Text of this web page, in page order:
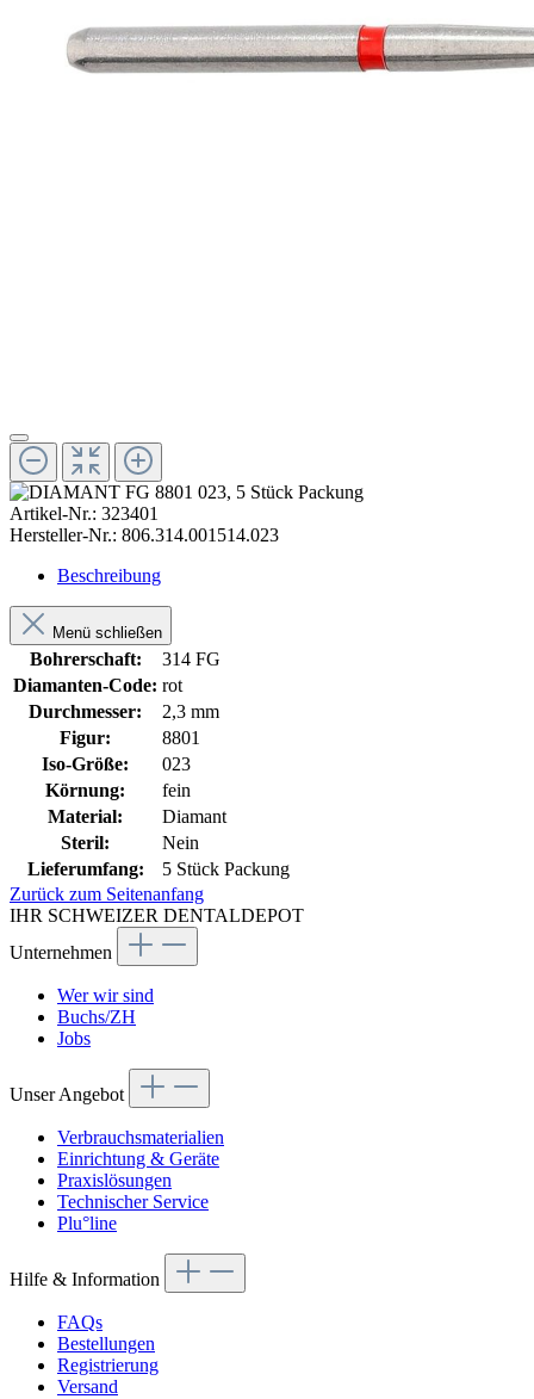
Artikel-Nr.: 323401
Hersteller-Nr.: 806.314.001514.023
Beschreibung
Menü schließen
Bohrerschaft:
314 FG
Diamanten-Code: rot
Durchmesser:
2,3 mm
Figur:
8801
Iso-Größe:
023
Körnung:
fein
Material:
Diamant
Steril:
Nein
Lieferumfang:
5 Stück Packung
Zurück zum Seitenanfang
IHR SCHWEIZER DENTALDEPOT
Unternehmen
Wer wir sind
Buchs/ZH
Jobs
Unser Angebot
Verbrauchsmaterialien
Einrichtung & Geräte
Praxislösungen
Technischer Service
Plu°line
Hilfe & Information
FAQs
Bestellungen
Registrierung
Versand